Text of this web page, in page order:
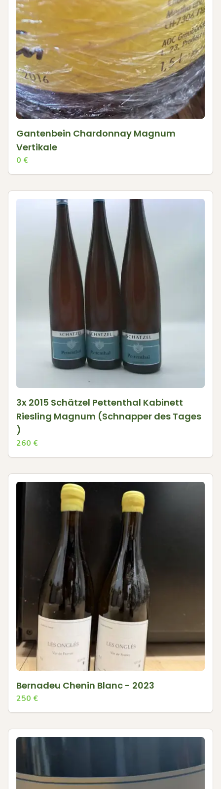
Gantenbein Chardonnay Magnum
Vertikale
0 €
3x 2015 Schätzel Pettenthal Kabinett
Riesling Magnum (Schnapper des Tages
)
260 €
Bernadeu Chenin Blanc - 2023
250 €